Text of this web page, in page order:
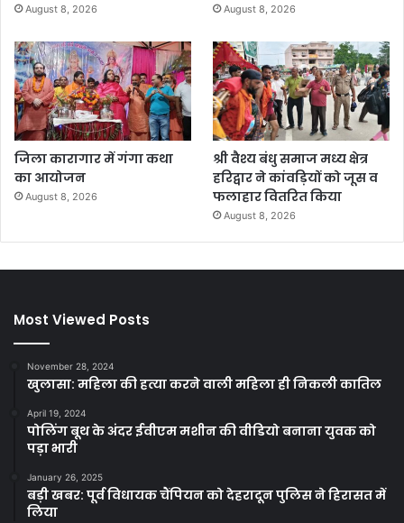
August 8, 2026 August 8, 2026
जिला कारागार में गंगा कथा
का आयोजन
August 8, 2026
श्री वैश्य बंधु समाज मध्य क्षेत्र
हरिद्वार ने कांवड़ियों को जूस व
फलाहार वितरित किया
August 8, 2026
Most Viewed Posts
November 28, 2024
खुलासा: महिला की हत्या करने वाली महिला ही निकली कातिल
April 19, 2024
पोलिंग बूथ के अंदर ईवीएम मशीन की वीडियो बनाना युवक को
पड़ा भारी
January 26, 2025
बड़ी खबर: पूर्व विधायक चैंपियन को देहरादून पुलिस ने हिरासत में
लिया